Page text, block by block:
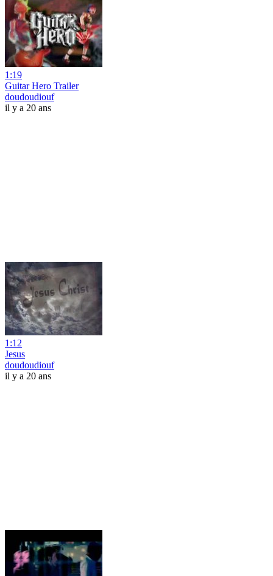
1:19
Guitar Hero Trailer
doudoudiouf
il y a 20 ans
1:12
Jesus
doudoudiouf
il y a 20 ans